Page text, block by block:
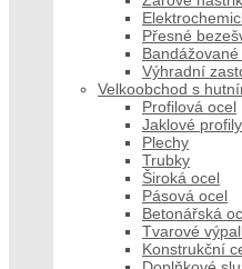
Přesné
Bandážované
Výhradní
Velkoobchod s
Profilová ocel
Jaklové profily
Plechy
Trubky
Široká ocel
Pásová ocel
Betonářská
Tvarové
Konstrukční